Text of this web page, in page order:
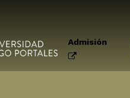
Admisión